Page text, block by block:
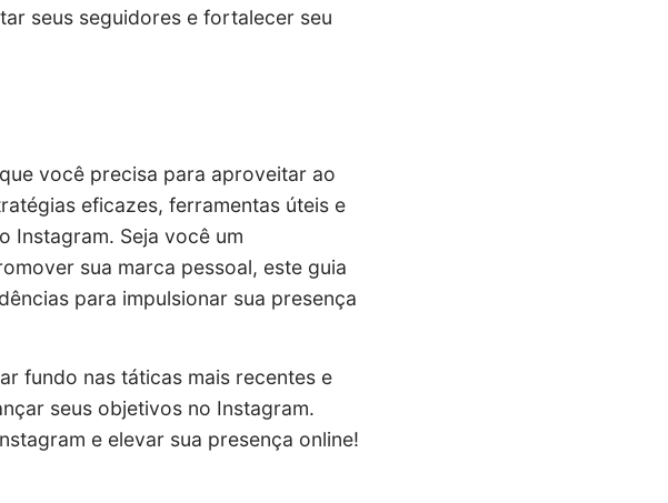
seus seguidores e fortalecer seu
você precisa para aproveitar ao
eficazes, ferramentas úteis e
Instagram. Seja você um
sua marca pessoal, este guia
para impulsionar sua presença
fundo nas táticas mais recentes e
seus objetivos no Instagram.
e elevar sua presença online!